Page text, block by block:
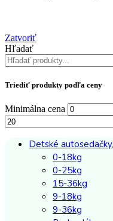
Zatvoriť
Hľadať
Triediť produkty podľa ceny
Minimálna cena
Detské autosedačky
0-18kg
0-25kg
15-36kg
9-18kg
9-36kg